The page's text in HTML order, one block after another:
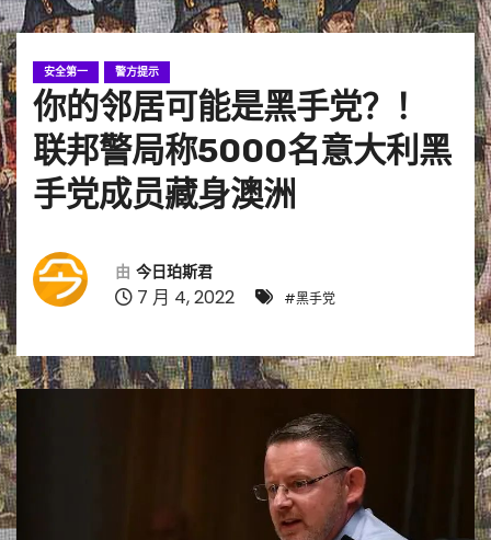
安全第一 警方提示
你的邻居可能是黑手党？！
联邦警局称5000名意大利黑
手党成员藏身澳洲
由 今日珀斯君
7 月 4, 2022 #黑手党